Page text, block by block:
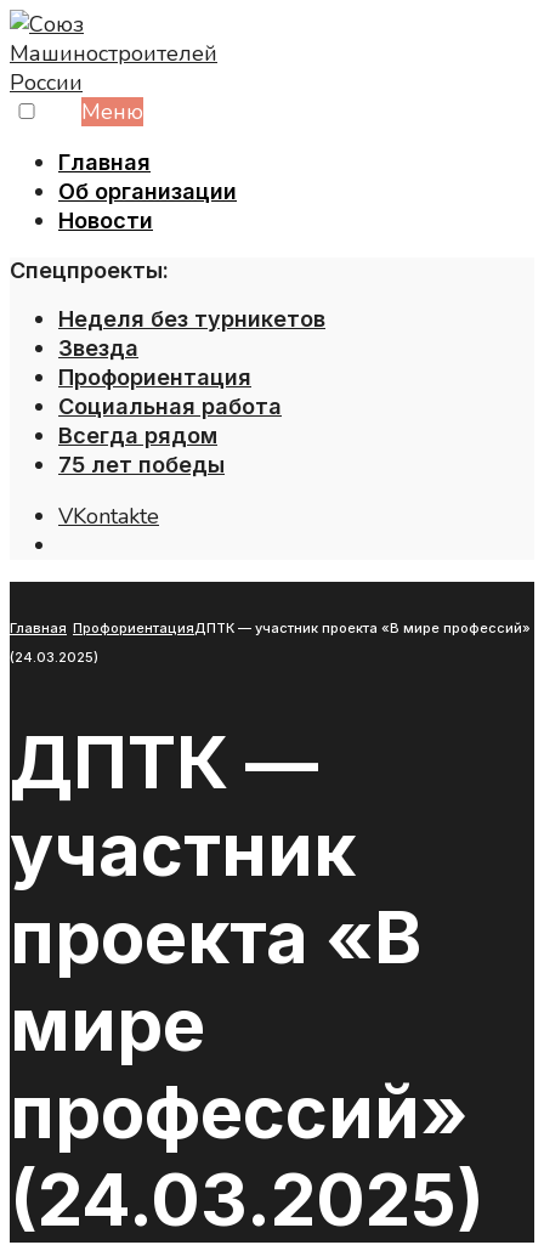
Skip
to
content
Меню
Главная
Об организации
Новости
Спецпроекты:
Неделя без турникетов
Звезда
Профориентация
Социальная работа
Всегда рядом
75 лет победы
VKontakte
Главная ПрофориентацияДПТК — участник проекта «В мире профессий»
(24.03.2025)
ДПТК —
участник
проекта «В
мире
профессий»
(24.03.2025)